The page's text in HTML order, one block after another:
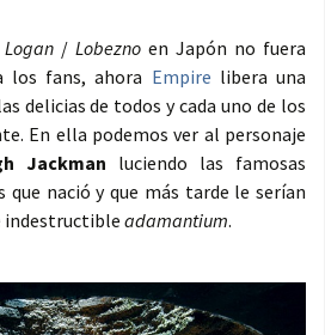
Logan / Lobezno en Japón no fuera
los fans, ahora Empire libera una
delicias de todos y cada uno de los
En ella podemos ver al personaje
Jackman luciendo las famosas
que nació y que más tarde le serían
indestructible adamantium.